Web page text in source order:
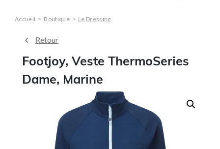
Accueil > Boutique > Le Dressing
Retour
Footjoy, Veste ThermoSeries
Dame, Marine